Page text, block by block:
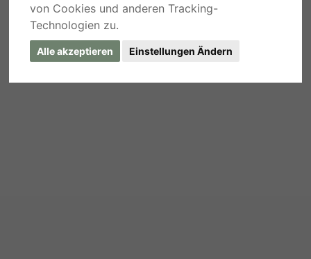
von Cookies und anderen Tracking-
Technologien zu.
Alle akzeptieren Einstellungen Ändern